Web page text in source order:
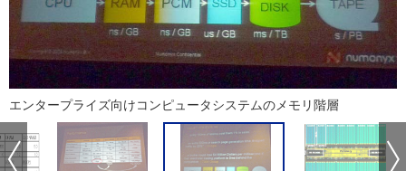
エンタープライズ向けコンピュータシステムのメモリ階層